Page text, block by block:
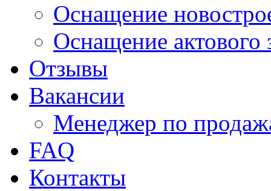
Оснащение
Оснащение актового
Отзывы
Вакансии
Менеджер по
FAQ
Контакты